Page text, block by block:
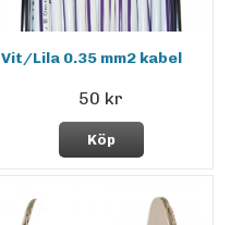
Vit/Lila 0.35 mm2 kabel
50 kr
Köp